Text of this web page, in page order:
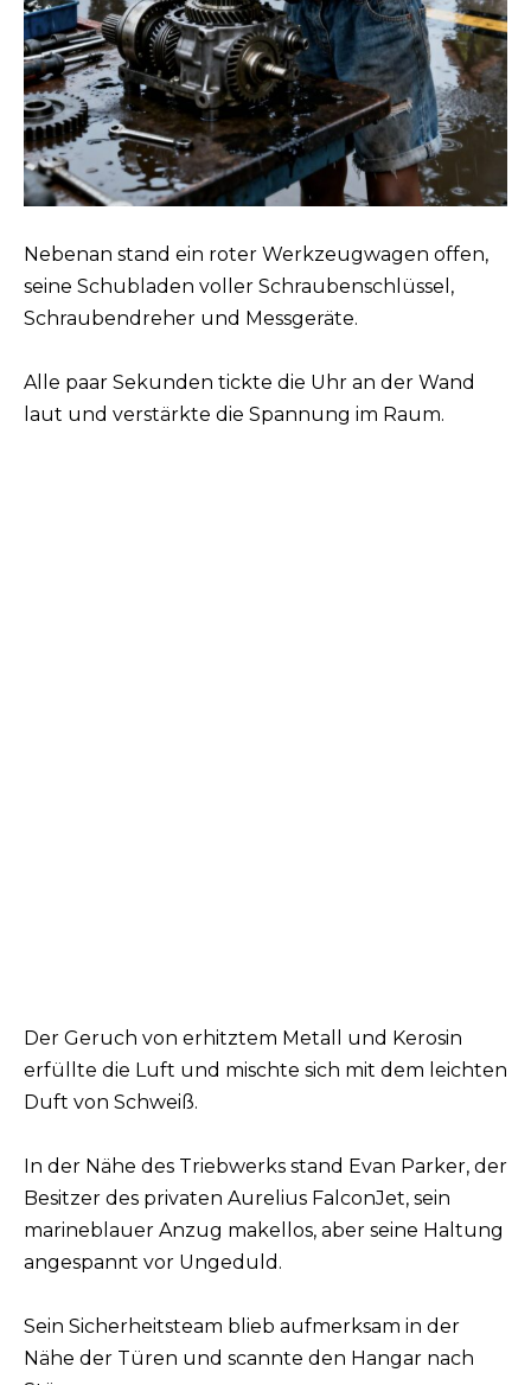
Nebenan stand ein roter Werkzeugwagen offen,
seine Schubladen voller Schraubenschlüssel,
Schraubendreher und Messgeräte.
Alle paar Sekunden tickte die Uhr an der Wand
laut und verstärkte die Spannung im Raum.
Der Geruch von erhitztem Metall und Kerosin
erfüllte die Luft und mischte sich mit dem leichten
Duft von Schweiß.
In der Nähe des Triebwerks stand Evan Parker, der
Besitzer des privaten Aurelius FalconJet, sein
marineblauer Anzug makellos, aber seine Haltung
angespannt vor Ungeduld.
Sein Sicherheitsteam blieb aufmerksam in der
Nähe der Türen und scannte den Hangar nach